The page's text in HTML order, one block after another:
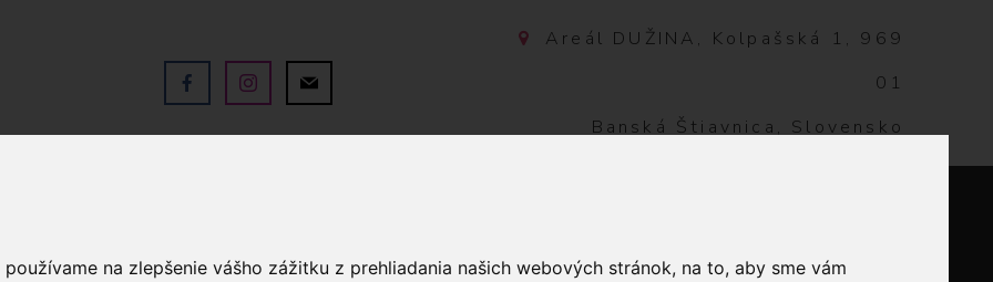
na zlepšenie vášho zážitku z prehliadania našich webových stránok, na to, aby sme vám
Areál DUŽINA, Kolpašská 1, 969
01
Banská Štiavnica, Slovensko